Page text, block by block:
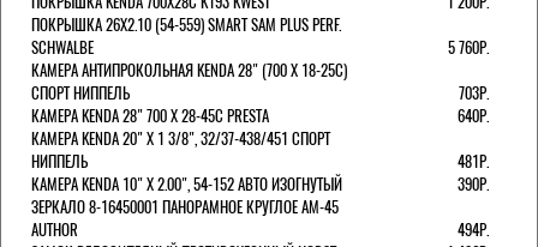
ПОКРЫШКА 26X2.10 (54-559) SMART SAM PLUS PERF.
SCHWALBE
5 760Р.
КАМЕРА АНТИПРОКОЛЬНАЯ KENDA 28" (700 Х 18-25C)
СПОРТ НИППЕЛЬ
703Р.
КАМЕРА KENDA 28" 700 Х 28-45С PRESTA
640Р.
КАМЕРА KENDA 20" Х 1 3/8", 32/37-438/451 СПОРТ
НИППЕЛЬ
481Р.
КАМЕРА KENDA 10" Х 2.00", 54-152 АВТО ИЗОГНУТЫЙ
390Р.
ЗЕРКАЛО 8-16450001 ПАНОРАМНОЕ КРУГЛОЕ AM-45
AUTHOR
494Р.